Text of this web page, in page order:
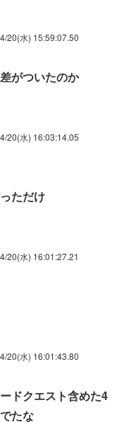
20(水) 15:59:07.50
がついたのか
20(水) 16:03:14.05
ただけ
20(水) 16:01:27.21
20(水) 16:01:43.80
ドクエスト含めた4
たな